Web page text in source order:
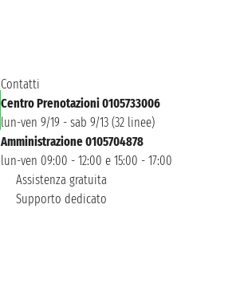
Contatti
Centro Prenotazioni 0105733006
lun-ven 9/19 - sab 9/13 (32 linee)
Amministrazione 0105704878
lun-ven 09:00 - 12:00 e 15:00 - 17:00
Assistenza gratuita
Supporto dedicato